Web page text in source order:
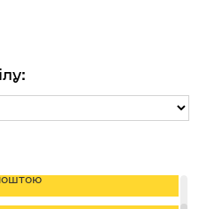
з Реєстрами НАЗК
що